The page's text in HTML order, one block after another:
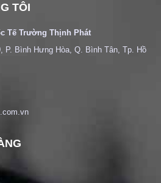
TÔI
Tế Trường Thịnh Phát
Bình Hưng Hòa, Q. Bình Tân, Tp. Hồ